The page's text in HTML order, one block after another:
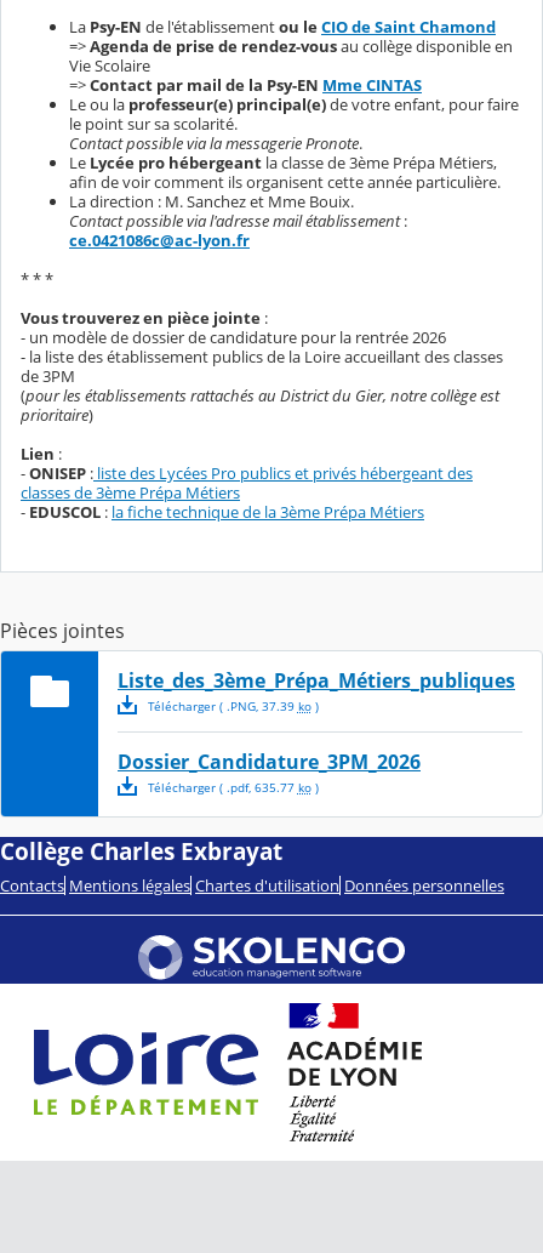
La Psy-EN de l'établissementou leCIO de Saint Chamond
=>Agenda de prise de rendez-vousau collège disponible en
Vie Scolaire
=>Contact par mail de la Psy-EN Mme CINTAS
Le ou la professeur(e) principal(e)de votre enfant, pour faire
le point sur sa scolarité.
Contact possible via la messagerie Pronote.
Le Lycée pro hébergeant la classe de 3ème Prépa Métiers,
afin de voir comment ils organisent cette année particulière.
La direction : M. Sanchez et Mme Bouix.
Contact possible via l'adresse mail établissement:
ce.0421086c@ac-lyon.fr
* * *
Vous trouverez en pièce jointe :
- un modèle de dossier de candidature pour la rentrée 2026
- la liste des établissement publics de la Loire accueillant des classes
de 3PM
(pour les établissements rattachés au District du Gier, notre collège est
prioritaire)
Lien :
-ONISEP : liste des Lycées Pro publics et privés hébergeant des
classes de 3ème Prépa Métiers
- EDUSCOL : la fiche technique de la 3ème Prépa Métiers
Pièces jointes
Liste_des_3ème_Prépa_Métiers_publiques
Télécharger( .PNG, 37.39 ko)
Dossier_Candidature_3PM_2026
Télécharger( .pdf, 635.77 ko)
Collège Charles Exbrayat
Contacts Mentions légales Chartes d'utilisation Données personnelles